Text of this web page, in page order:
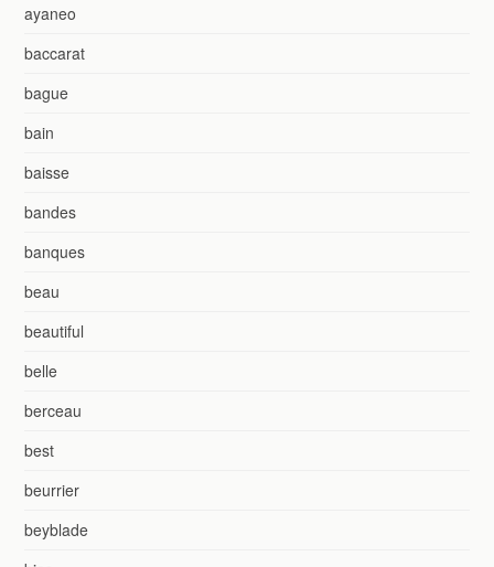
ayaneo
baccarat
bague
bain
baisse
bandes
banques
beau
beautiful
belle
berceau
best
beurrier
beyblade